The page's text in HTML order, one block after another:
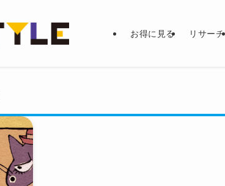
お得に見る リサーチ